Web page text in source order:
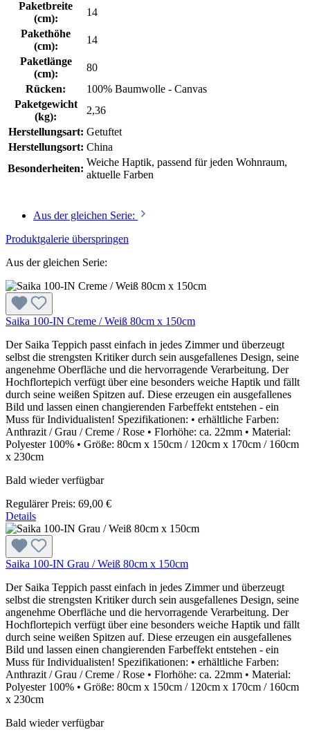
Paketbreite
(cm):
14
Pakethöhe
(cm):
14
Paketlänge
(cm):
80
Rücken:
100% Baumwolle - Canvas
Paketgewicht
(kg):
2,36
Herstellungsart: Getuftet
Herstellungsort: China
Besonderheiten:
Weiche Haptik, passend für jeden Wohnraum,
aktuelle Farben
Aus der gleichen Serie:
Produktgalerie überspringen
Aus der gleichen Serie:
Saika 100-IN Creme / Weiß 80cm x 150cm
Der Saika Teppich passt einfach in jedes Zimmer und überzeugt
selbst die strengsten Kritiker durch sein ausgefallenes Design, seine
angenehme Oberfläche und die hervorragende Verarbeitung. Der
Hochflortepich verfügt über eine besonders weiche Haptik und fällt
durch seine weißen Spitzen auf. Diese erzeugen ein ausgefallenes
Bild und lassen einen changierenden Farbeffekt entstehen - ein
Muss für Individualisten! Spezifikationen: • erhältliche Farben:
Anthrazit / Grau / Creme / Rose • Florhöhe: ca. 22mm • Material:
Polyester 100% • Größe: 80cm x 150cm / 120cm x 170cm / 160cm
x 230cm
Bald wieder verfügbar
Regulärer Preis: 69,00 €
Details
Saika 100-IN Grau / Weiß 80cm x 150cm
Der Saika Teppich passt einfach in jedes Zimmer und überzeugt
selbst die strengsten Kritiker durch sein ausgefallenes Design, seine
angenehme Oberfläche und die hervorragende Verarbeitung. Der
Hochflortepich verfügt über eine besonders weiche Haptik und fällt
durch seine weißen Spitzen auf. Diese erzeugen ein ausgefallenes
Bild und lassen einen changierenden Farbeffekt entstehen - ein
Muss für Individualisten! Spezifikationen: • erhältliche Farben:
Anthrazit / Grau / Creme / Rose • Florhöhe: ca. 22mm • Material:
Polyester 100% • Größe: 80cm x 150cm / 120cm x 170cm / 160cm
x 230cm
Bald wieder verfügbar